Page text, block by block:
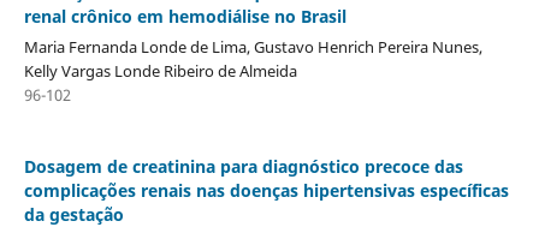
renal crônico em hemodiálise no Brasil
Maria Fernanda Londe de Lima, Gustavo Henrich Pereira Nunes,
Kelly Vargas Londe Ribeiro de Almeida
96-102
Dosagem de creatinina para diagnóstico precoce das
complicações renais nas doenças hipertensivas específicas
da gestação